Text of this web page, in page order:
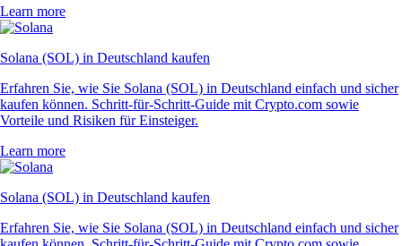
Learn more
Solana (SOL) in Deutschland kaufen
Erfahren Sie, wie Sie Solana (SOL) in Deutschland einfach und sicher
kaufen können. Schritt-für-Schritt-Guide mit Crypto.com sowie
Vorteile und Risiken für Einsteiger.
Learn more
Solana (SOL) in Deutschland kaufen
Erfahren Sie, wie Sie Solana (SOL) in Deutschland einfach und sicher